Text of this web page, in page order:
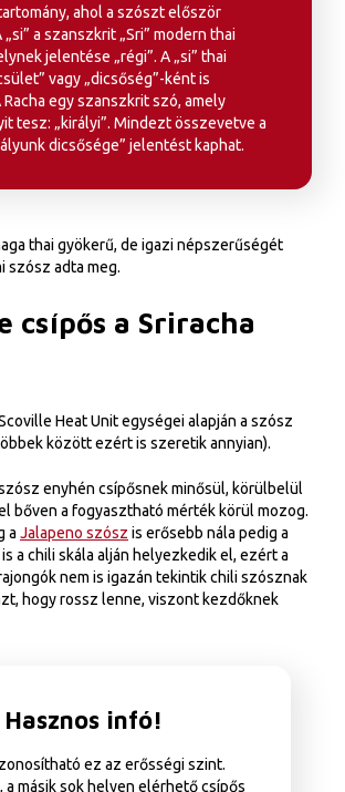
ahol a szószt először
a szanszkrit „Sri” modern thai
jelentése „régi”. A „si” thai
vagy „dicsőség”-ként is
egy szanszkrit szó, amely
tesz: „királyi”. Mindezt összevetve a
dicsősége” jelentést kaphat.
thai gyökerű, de igazi népszerűségét
szósz adta meg.
csípős a Sriracha
Heat Unit egységei alapján a szósz
között ezért is szeretik annyian).
enyhén csípősnek minősül, körülbelül
bőven a fogyasztható mérték körül mozog.
a Jalapeno szósz is erősebb nála pedig a
is a chili skála alján helyezkedik el, ezért a
nem is igazán tekintik chili szósznak
hogy rossz lenne, viszont kezdőknek
Hasznos infó!
ez az erősségi szint.
a másik sok helyen elérhető csípős